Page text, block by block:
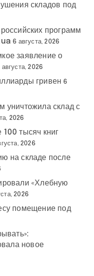
складов под
программ
6 августа, 2026
заявление о
августа, 2026
гривен 6
уничтожила склад с
2026
тысяч книг
2026
на складе после
«Хлебную
2026
помещение под
новое